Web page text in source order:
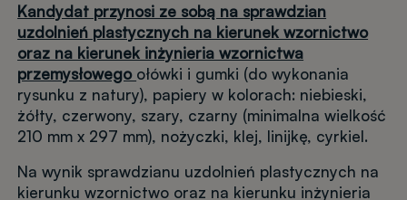
Kandydat przynosi ze sobą na sprawdzian
uzdolnień plastycznych na kierunek wzornictwo
oraz na kierunek inżynieria wzornictwa
przemysłowego ołówki i gumki (do wykonania
rysunku z natury), papiery w kolorach: niebieski,
żółty, czerwony, szary, czarny (minimalna wielkość
210 mm x 297 mm), nożyczki, klej, linijkę, cyrkiel.
Na wynik sprawdzianu uzdolnień plastycznych na
kierunku wzornictwo oraz na kierunku inżynieria